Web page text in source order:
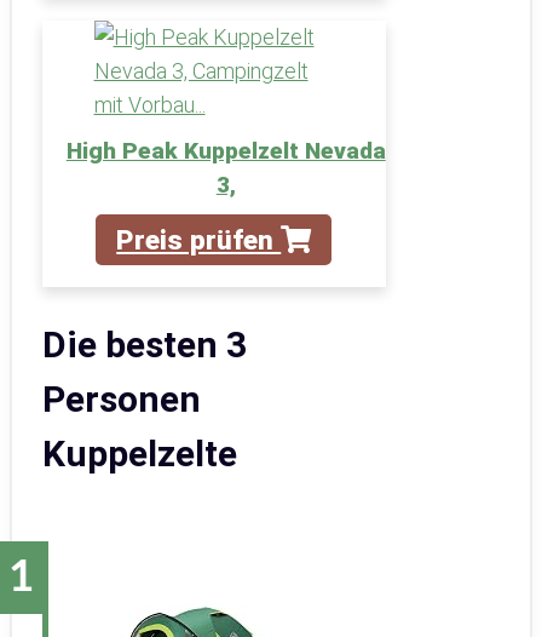
High Peak Kuppelzelt Nevada
3,
Preis prüfen
Die besten 3
Personen
Kuppelzelte